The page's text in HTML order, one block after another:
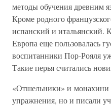
методы обучения древним
Кроме родного
испанский и итальянский.
Европа еще пользовалась
воспитанники Пор-Рояля
Такие перья считались
«Отшельники» и монахини
упражнения, но и писали